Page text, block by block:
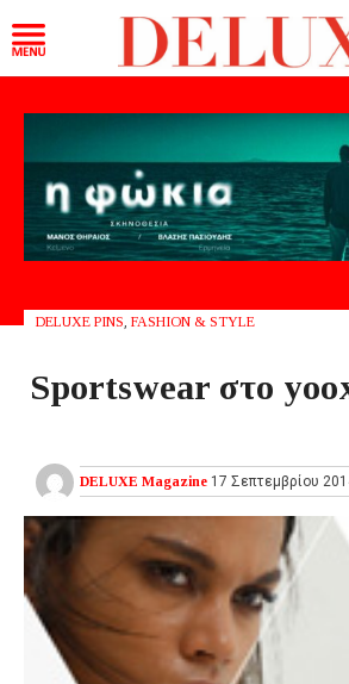
DELUXE PINS FASHION & STYLE
Sportswear στο
DELUXE Magazine 17 Σεπτεμβρίου